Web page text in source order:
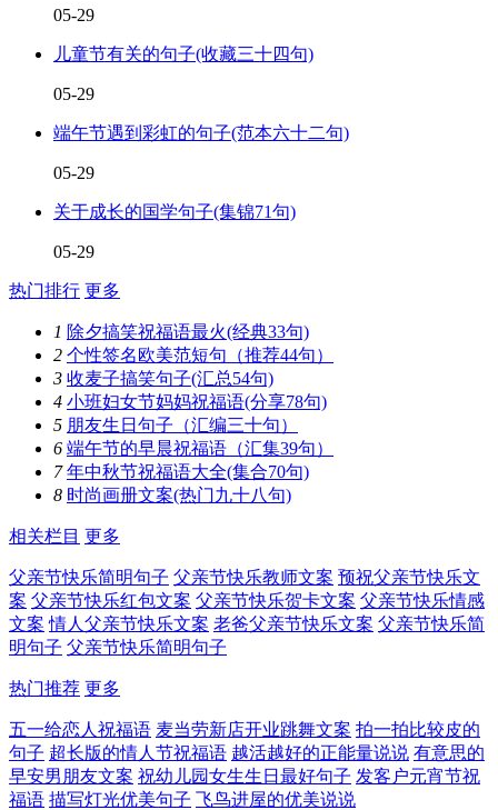
05-29
儿童节有关的句子(收藏三十四句)
05-29
端午节遇到彩虹的句子(范本六十二句)
05-29
关于成长的国学句子(集锦71句)
05-29
热门排行 更多
1 除夕搞笑祝福语最火(经典33句)
2 个性签名欧美范短句（推荐44句）
3 收麦子搞笑句子(汇总54句)
4 小班妇女节妈妈祝福语(分享78句)
5 朋友生日句子（汇编三十句）
6 端午节的早晨祝福语（汇集39句）
7 年中秋节祝福语大全(集合70句)
8 时尚画册文案(热门九十八句)
相关栏目 更多
父亲节快乐简明句子 父亲节快乐教师文案 预祝父亲节快乐文
案 父亲节快乐红包文案 父亲节快乐贺卡文案 父亲节快乐情感
文案 情人父亲节快乐文案 老爸父亲节快乐文案 父亲节快乐简
明句子 父亲节快乐简明句子
热门推荐 更多
五一给恋人祝福语 麦当劳新店开业跳舞文案 拍一拍比较皮的
句子 超长版的情人节祝福语 越活越好的正能量说说 有意思的
早安男朋友文案 祝幼儿园女生生日最好句子 发客户元宵节祝
福语 描写灯光优美句子 飞鸟进屋的优美说说